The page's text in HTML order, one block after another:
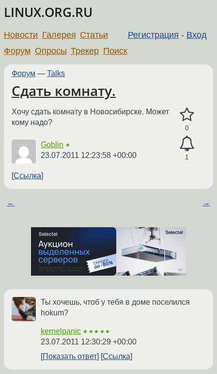
LINUX.ORG.RU
Регистрация - Вход
Новости Галерея Статьи
Форум Опросы Трекер Поиск
Форум — Talks
Сдать комнату.
0
1
Хочу сдать комнату в Новосибирске. Может
кому надо?
Goblin ★
23.07.2011 12:23:58 +00:00
Ссылка
← →
Ты хочешь, чтоб у тебя в доме поселился
hokum?
kernelpanic ★★★★★
23.07.2011 12:30:29 +00:00
Показать ответ
Ссылка